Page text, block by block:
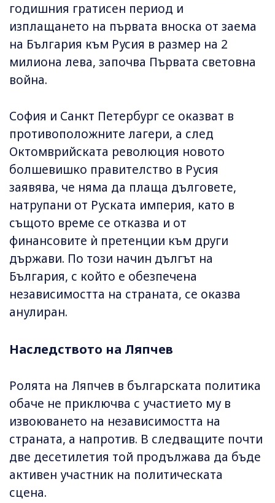
годишния гратисен период и
изплащането на първата вноска от заема
на България към Русия в размер на 2
милиона лева, започва Първата световна
война.
София и Санкт Петербург се оказват в
противоположните лагери, а след
Октомврийската революция новото
болшевишко правителство в Русия
заявява, че няма да плаща дълговете,
натрупани от Руската империя, като в
същото време се отказва и от
финансовите ѝ претенции към други
държави. По този начин дългът на
България, с който е обезпечена
независимостта на страната, се оказва
анулиран.
Наследството на Ляпчев
Ролята на Ляпчев в българската политика
обаче не приключва с участието му в
извоюването на независимостта на
страната, а напротив. В следващите почти
две десетилетия той продължава да бъде
активен участник на политическата
сцена.